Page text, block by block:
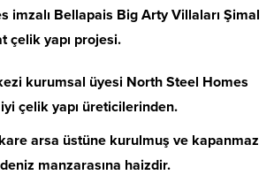
imzalı Bellapais Big Arty Villaları Şimal
çelik yapı projesi.
kurumsal üyesi North Steel Homes
iyi çelik yapı üreticilerinden.
arsa üstüne kurulmuş ve kapanmaz
manzarasına haizdir.